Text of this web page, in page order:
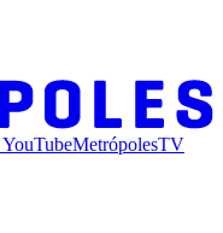
YouTubeMetrópolesTV